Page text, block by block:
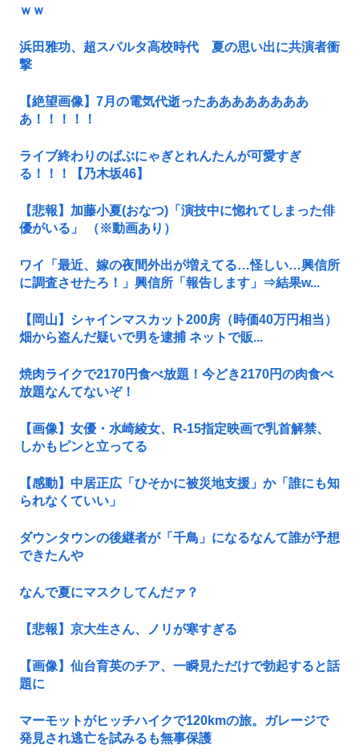
ｗｗ
浜田雅功、超スパルタ高校時代 夏の思い出に共演者衝
撃
【絶望画像】7月の電気代逝ったああああああああ
あ！！！！！
ライブ終わりのばぶにゃぎとれんたんが可愛すぎ
る！！！【乃木坂46】
【悲報】加藤小夏(おなつ)「演技中に惚れてしまった俳
優がいる」 （※動画あり）
ワイ「最近、嫁の夜間外出が増えてる…怪しい…興信所
に調査させたろ！」興信所「報告します」⇒結果w...
【岡山】シャインマスカット200房（時価40万円相当）
畑から盗んだ疑いで男を逮捕 ネットで販...
焼肉ライクで2170円食べ放題！今どき2170円の肉食べ
放題なんてないぞ！
【画像】女優・水崎綾女、R-15指定映画で乳首解禁、
しかもピンと立ってる
【感動】中居正広「ひそかに被災地支援」か「誰にも知
られなくていい」
ダウンタウンの後継者が「千鳥」になるなんて誰が予想
できたんや
なんで夏にマスクしてんだァ？
【悲報】京大生さん、ノリが寒すぎる
【画像】仙台育英のチア、一瞬見ただけで勃起すると話
題に
マーモットがヒッチハイクで120kmの旅。ガレージで
発見され逃亡を試みるも無事保護